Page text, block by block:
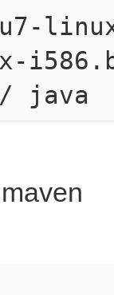
java